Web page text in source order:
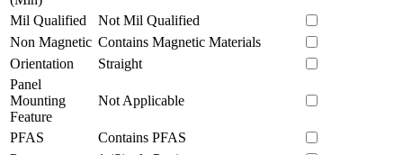
Mil Qualified
Not Mil Qualified
Non Magnetic Contains Magnetic Materials
Orientation
Straight
Panel
Mounting
Feature
Not Applicable
PFAS
Contains PFAS